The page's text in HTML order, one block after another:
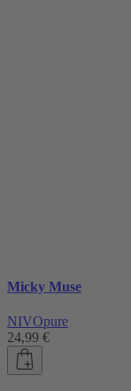
Micky Muse
NIVOpure
24,99 €